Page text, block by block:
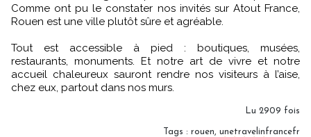
Comme ont pu le constater nos invités sur Atout France,
Rouen est une ville plutôt sûre et agréable.
Tout est accessible à pied : boutiques, musées,
restaurants, monuments. Et notre art de vivre et notre
accueil chaleureux sauront rendre nos visiteurs à l’aise,
chez eux, partout dans nos murs.
Lu 2909 fois
Tags : rouen unetravelinfrancefr